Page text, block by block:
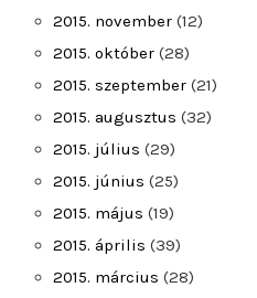
2015. november (12)
2015. október (28)
2015. szeptember (21)
2015. augusztus (32)
2015. július (29)
2015. június (25)
2015. május (19)
2015. április (39)
2015. március (28)